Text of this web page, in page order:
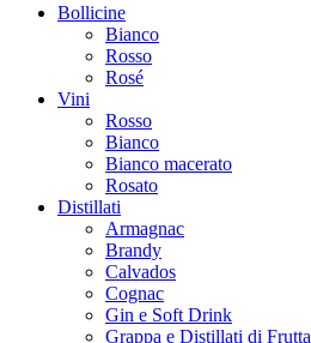
Bollicine
Bianco
Rosso
Rosé
Vini
Rosso
Bianco
Bianco macerato
Rosato
Distillati
Armagnac
Brandy
Calvados
Cognac
Gin e Soft Drink
Grappa e Distillati di Frutta